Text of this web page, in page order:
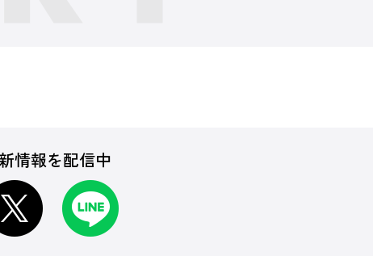
情報を配信中